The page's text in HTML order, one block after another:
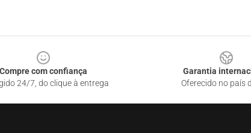
Compre com confiança
24/7, do clique à entrega
Garantia
Oferecido no país